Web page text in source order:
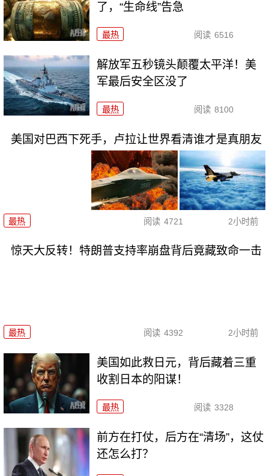
了，“生命线”告急
最热 阅读 6516
解放军五秒镜头颠覆太平洋！美
军最后安全区没了
最热 阅读 8100
美国对巴西下死手，卢拉让世界看清谁才是真朋友
最热 阅读 4721 2小时前
惊天大反转！特朗普支持率崩盘背后竟藏致命一击
最热 阅读 4392 2小时前
美国如此救日元，背后藏着三重
收割日本的阳谋！
最热 阅读 3328
前方在打仗，后方在“清场”，这仗
还怎么打？